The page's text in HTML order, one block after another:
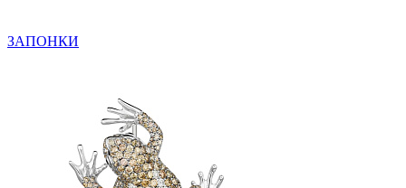
ЗАПОНКИ